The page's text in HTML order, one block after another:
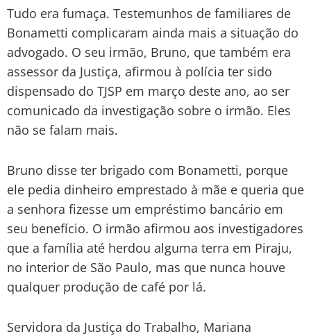
Tudo era fumaça. Testemunhos de familiares de
Bonametti complicaram ainda mais a situação do
advogado. O seu irmão, Bruno, que também era
assessor da Justiça, afirmou à polícia ter sido
dispensado do TJSP em março deste ano, ao ser
comunicado da investigação sobre o irmão. Eles
não se falam mais.
Bruno disse ter brigado com Bonametti, porque
ele pedia dinheiro emprestado à mãe e queria que
a senhora fizesse um empréstimo bancário em
seu benefício. O irmão afirmou aos investigadores
que a família até herdou alguma terra em Piraju,
no interior de São Paulo, mas que nunca houve
qualquer produção de café por lá.
Servidora da Justiça do Trabalho, Mariana